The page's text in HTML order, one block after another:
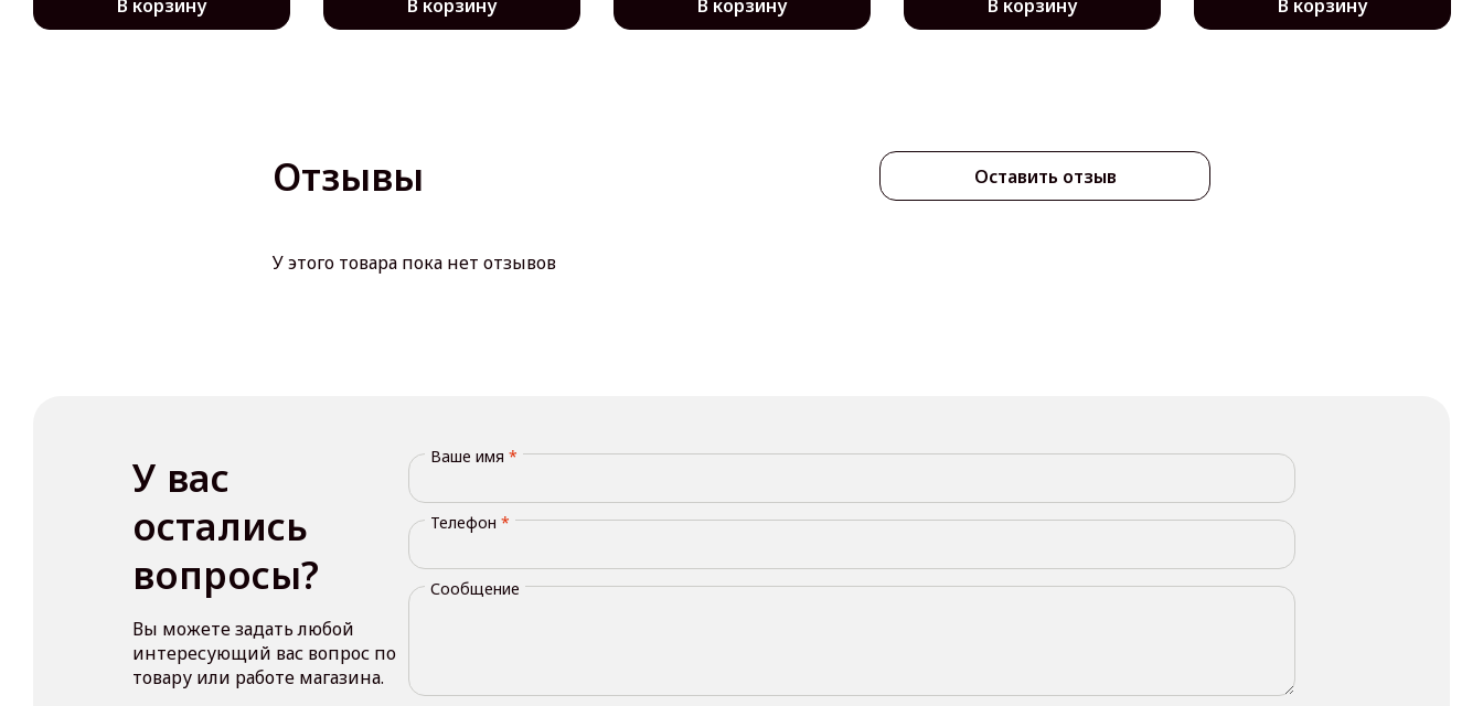
В корзину В корзину В корзину В корзину В корзину
Отзывы Оставить отзыв
У этого товара пока нет отзывов
У вас
остались
вопросы?
Вы можете задать любой
интересующий вас вопрос по
товару или работе магазина.
Ваше имя *
Телефон *
Сообщение